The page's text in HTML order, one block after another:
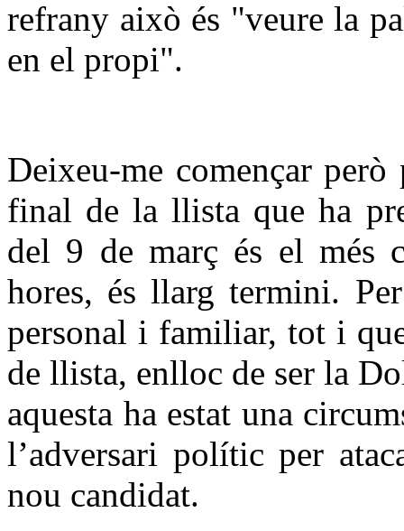
refrany això és "veure la
en el propi".
Deixeu-me començar
final de la llista que ha
del 9 de març és el més
hores, és llarg termini.
personal i familiar, tot i
de llista, enlloc de ser la
aquesta ha estat una
l’adversari polític per
nou candidat.